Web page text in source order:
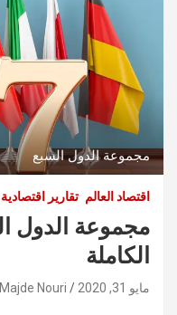
مجموعة الدول السبع
اقتصاد العالم تقارير اقتصادية
الكاملة
مايو 31, 2020 Majde Nouri